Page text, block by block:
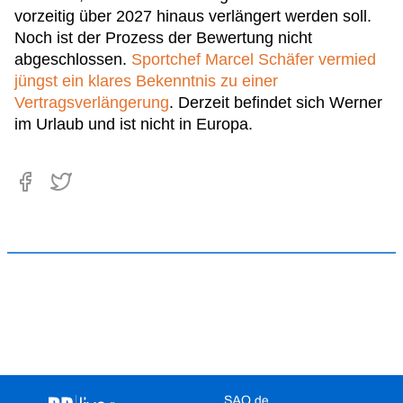
vorzeitig über 2027 hinaus verlängert werden soll.
Noch ist der Prozess der Bewertung nicht
abgeschlossen. Sportchef Marcel Schäfer vermied
jüngst ein klares Bekenntnis zu einer
Vertragsverlängerung. Derzeit befindet sich Werner
im Urlaub und ist nicht in Europa.